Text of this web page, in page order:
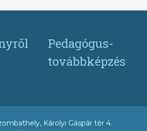
Pedagógus-
továbbképzés
Károlyi Gáspár tér 4.